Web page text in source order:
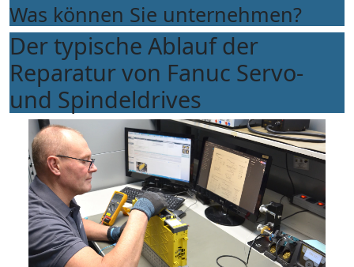
Was können Sie unternehmen?
Der typische Ablauf der
Reparatur von Fanuc Servo-
und Spindeldrives